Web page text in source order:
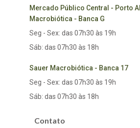
Mercado Público Central - Porto
Macrobiótica - Banca G
Seg - Sex: das 07h30 às 19h
Sáb: das 07h30 às 18h
Sauer Macrobiótica - Banca 17
Seg - Sex: das 07h30 às 19h
Sáb: das 07h30 às 18h
Contato